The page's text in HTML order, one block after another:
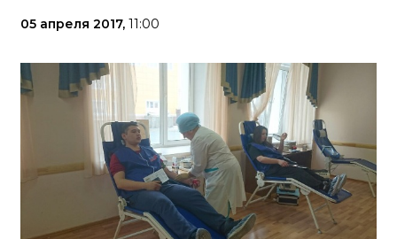
05 апреля 2017, 11:00